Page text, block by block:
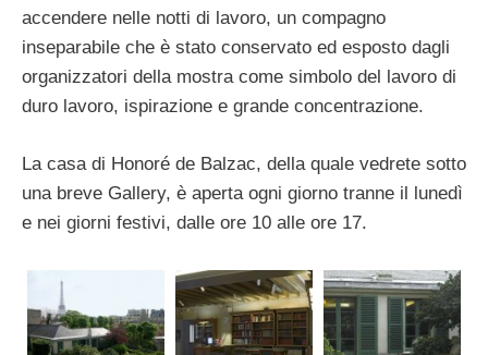
accendere nelle notti di lavoro, un compagno
inseparabile che è stato conservato ed esposto dagli
organizzatori della mostra come simbolo del lavoro di
duro lavoro, ispirazione e grande concentrazione.
La casa di Honoré de Balzac, della quale vedrete sotto
una breve Gallery, è aperta ogni giorno tranne il lunedì
e nei giorni festivi, dalle ore 10 alle ore 17.